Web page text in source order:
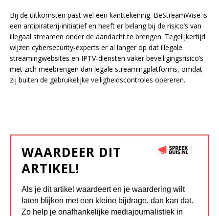
Bij de uitkomsten past wel een kanttekening. BeStreamWise is
een antipiraterij-initiatief en heeft er belang bij de risico’s van
illegaal streamen onder de aandacht te brengen. Tegelijkertijd
wijzen cybersecurity-experts er al langer op dat illegale
streamingwebsites en IPTV-diensten vaker beveiligingsrisico’s
met zich meebrengen dan legale streamingplatforms, omdat
zij buiten de gebruikelijke veiligheidscontroles opereren.
WAARDEER DIT
ARTIKEL!
Als je dit artikel waardeert en je waardering wilt
laten blijken met een kleine bijdrage, dan kan dat.
Zo help je onafhankelijke mediajournalistiek in